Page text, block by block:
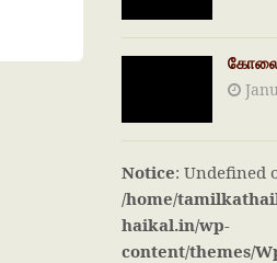
கோலை
Notice: Undefined
/home/
haikal.in/wp-
content/themes/